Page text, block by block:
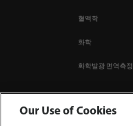
혈액학
화학
화학발광 면역측정
Our Use of Cookies